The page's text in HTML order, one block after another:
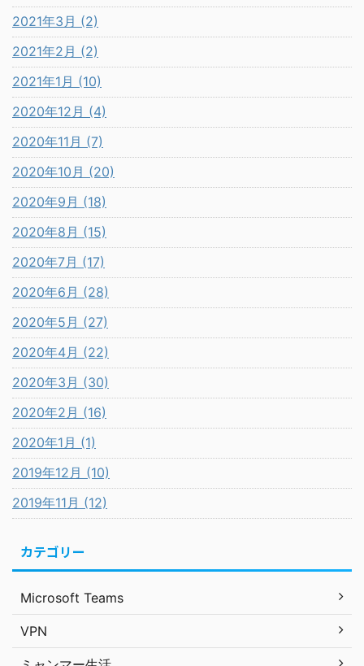
2021年3月 (2)
2021年2月 (2)
2021年1月 (10)
2020年12月 (4)
2020年11月 (7)
2020年10月 (20)
2020年9月 (18)
2020年8月 (15)
2020年7月 (17)
2020年6月 (28)
2020年5月 (27)
2020年4月 (22)
2020年3月 (30)
2020年2月 (16)
2020年1月 (1)
2019年12月 (10)
2019年11月 (12)
カテゴリー
Microsoft Teams
VPN